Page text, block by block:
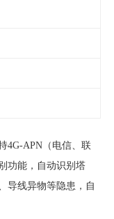
4G-APN（电信、联
功能，自动识别塔
导线异物等隐患，自